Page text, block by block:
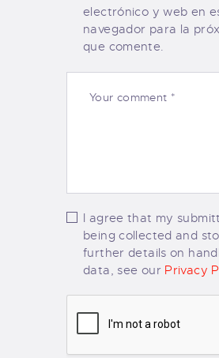
electrónico y web en
navegador para la
que comente.
I agree that my
being collected and
further details on
data, see our Privacy